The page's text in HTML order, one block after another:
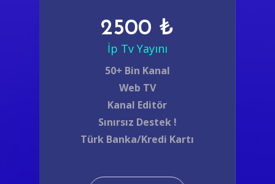
2500 ₺
İp Tv Yayını
50+ Bin Kanal
Web TV
Kanal Editör
Sınırsız Destek !
Türk Banka/Kredi Kartı